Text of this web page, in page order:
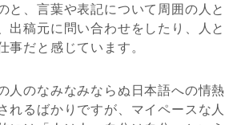
と、言葉や表記について周囲の人と
出稿元に問い合わせをしたり、人と
事だと感じています。
のなみなみならぬ日本語への情熱
れるばかりですが、マイペースな人